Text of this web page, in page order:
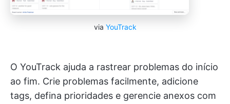
via YouTrack
O YouTrack ajuda a rastrear problemas do início
ao fim. Crie problemas facilmente, adicione
tags, defina prioridades e gerencie anexos com